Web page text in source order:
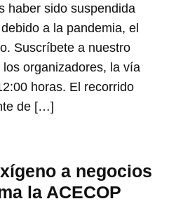
haber sido suspendida
a la pandemia, el
Suscríbete a nuestro
organizadores, la vía
horas. El recorrido
de […]
a negocios
la ACECOP